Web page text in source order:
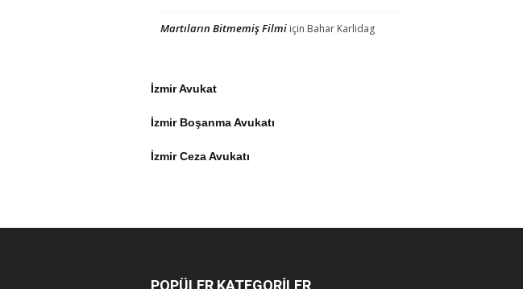
Martıların Bitmemiş Filmi için Bahar Karlidag
İzmir Avukat
İzmir Boşanma Avukatı
İzmir Ceza Avukatı
POPÜLER KATEGORİLER